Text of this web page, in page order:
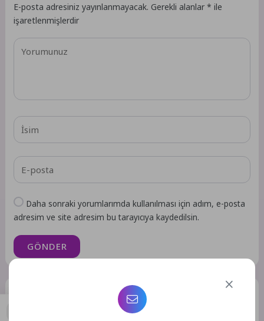
E-posta adresiniz yayınlanmayacak. Gerekli alanlar* ile
işaretlenmişlerdir
Daha sonraki yorumlarımda kullanılması için adım, e-posta
adresim ve site adresim bu tarayıcıya kaydedilsin.
GÖNDER